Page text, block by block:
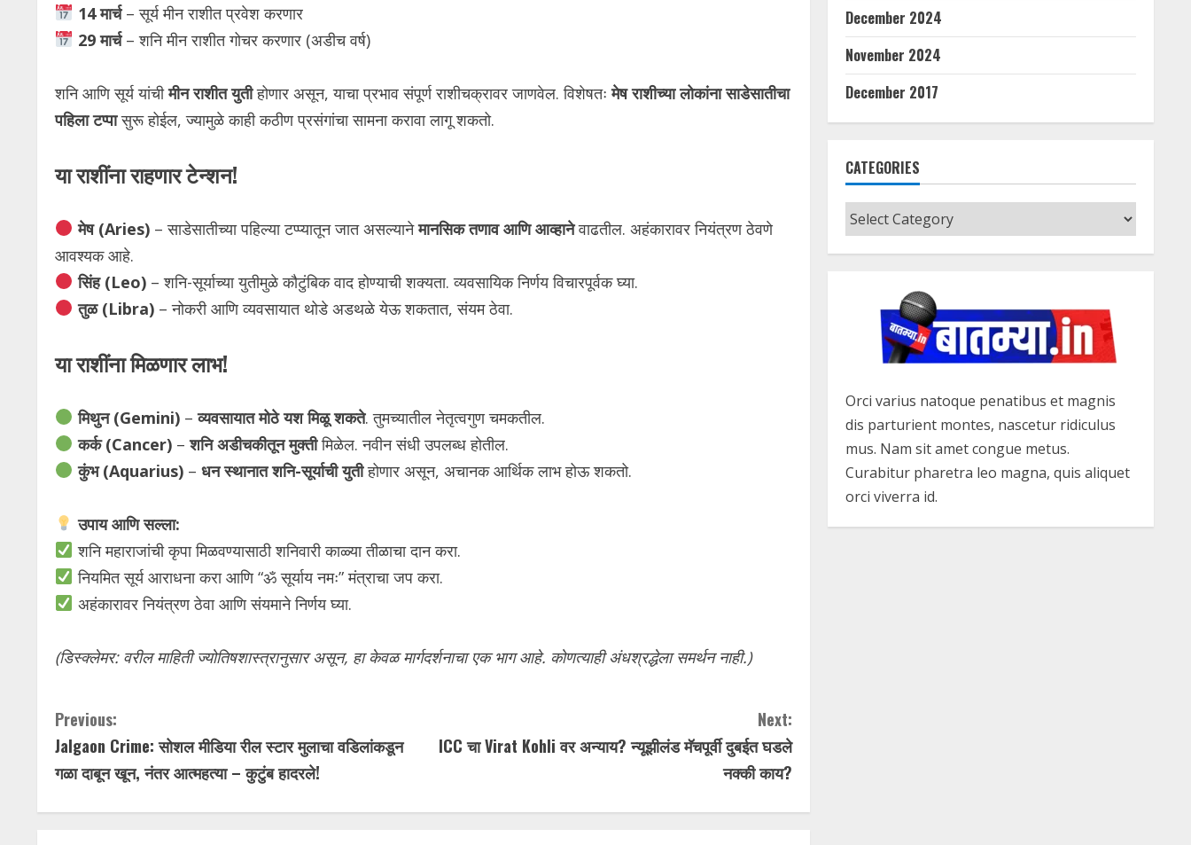
14 मार्च– सूर्य मीन राशीत प्रवेश करणार
29 मार्च– शनि मीन राशीत गोचर करणार (अडीच वर्ष)
शनि आणि सूर्य यांचीमीन राशीत युतीहोणार असून, याचा प्रभाव संपूर्ण राशीचक्रावर जाणवेल. विशेषतःमेष राशीच्या लोकांना साडेसातीचा
पहिला टप्पासुरू होईल, ज्यामुळे काही कठीण प्रसंगांचा सामना करावा लागू शकतो.
या राशींना राहणार टेन्शन!
मेष (Aries)– साडेसातीच्या पहिल्या टप्प्यातून जात असल्यानेमानसिक तणाव आणि आव्हानेवाढतील. अहंकारावर नियंत्रण ठेवणे
आवश्यक आहे.
सिंह (Leo)– शनि-सूर्याच्या युतीमुळे कौटुंबिक वाद होण्याची शक्यता. व्यवसायिक निर्णय विचारपूर्वक घ्या.
तुळ (Libra)– नोकरी आणि व्यवसायात थोडे अडथळे येऊ शकतात, संयम ठेवा.
या राशींना मिळणार लाभ!
मिथुन (Gemini)–व्यवसायात मोठे यश मिळू शकते. तुमच्यातील नेतृत्वगुण चमकतील.
कर्क (Cancer)–शनि अडीचकीतून मुक्तीमिळेल. नवीन संधी उपलब्ध होतील.
कुंभ (Aquarius)– धन स्थानात शनि-सूर्याची युतीहोणार असून, अचानक आर्थिक लाभ होऊ शकतो.
उपाय आणि सल्ला:
शनि महाराजांची कृपा मिळवण्यासाठी शनिवारी काळ्या तीळाचा दान करा.
नियमित सूर्य आराधना करा आणि “ॐ सूर्याय नमः” मंत्राचा जप करा.
अहंकारावर नियंत्रण ठेवा आणि संयमाने निर्णय घ्या.
(डिस्क्लेमर: वरील माहिती ज्योतिषशास्त्रानुसार असून, हा केवळ मार्गदर्शनाचा एक भाग आहे. कोणत्याही अंधश्रद्धेला समर्थन नाही.)
C
o
Previous:
Jalgaon Crime: सोशल मीडिया रील स्टार मुलाचा वडिलांकडून
गळा दाबून खून, नंतर आत्महत्या – कुटुंब हादरले!
Next:
ICC चा Virat Kohli वर अन्याय? न्यूझीलंड मॅचपूर्वी दुबईत घडले
नक्की काय?
December 2024
November 2024
December 2017
CATEGORIES
Categories
Orci varius natoque penatibus et magnis
dis parturient montes, nascetur ridiculus
mus. Nam sit amet congue metus.
Curabitur pharetra leo magna, quis aliquet
orci viverra id.